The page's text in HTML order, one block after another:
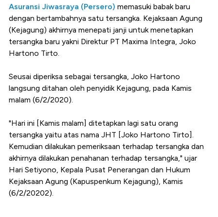
Asuransi Jiwasraya (Persero) memasuki babak baru
dengan bertambahnya satu tersangka. Kejaksaan Agung
(Kejagung) akhirnya menepati janji untuk menetapkan
tersangka baru yakni Direktur PT Maxima Integra, Joko
Hartono Tirto.
Seusai diperiksa sebagai tersangka, Joko Hartono
langsung ditahan oleh penyidik Kejagung, pada Kamis
malam (6/2/2020).
"Hari ini [Kamis malam] ditetapkan lagi satu orang
tersangka yaitu atas nama JHT [Joko Hartono Tirto].
Kemudian dilakukan pemeriksaan terhadap tersangka dan
akhirnya dilakukan penahanan terhadap tersangka," ujar
Hari Setiyono, Kepala Pusat Penerangan dan Hukum
Kejaksaan Agung (Kapuspenkum Kejagung), Kamis
(6/2/20202).